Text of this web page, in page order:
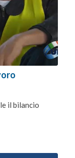
il bilancio